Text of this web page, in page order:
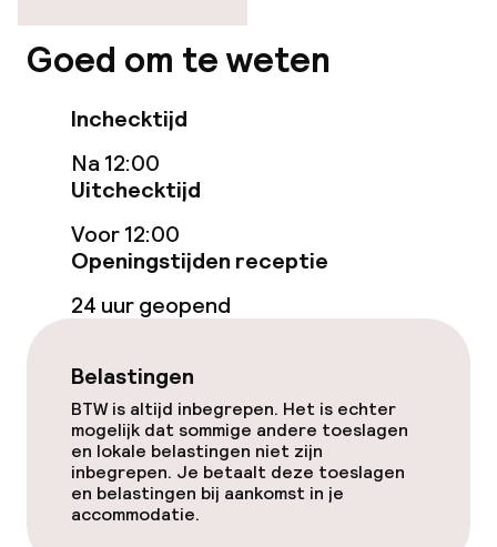
Entertainment
Betaalde wifi
Tuin
Terras
TV lounge
Game-kamer
Eet- en drinkgelegenheden
Bar
Eet- en drinkdiensten
Goed om te weten
Inchecktijd
Na 12:00
Uitchecktijd
Voor 12:00
Openingstijden receptie
24 uur geopend
Belastingen
BTW is altijd inbegrepen. Het is echter
mogelijk dat sommige andere toeslagen
en lokale belastingen niet zijn
inbegrepen. Je betaalt deze toeslagen
en belastingen bij aankomst in je
accommodatie.